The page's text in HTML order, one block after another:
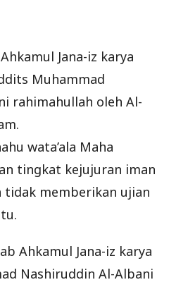
Jana-iz karya
Muhammad
rahimahullah oleh Al-
wata’ala Maha
tingkat kejujuran iman
tidak memberikan ujian
Ahkamul Jana-iz karya
Nashiruddin Al-Albani